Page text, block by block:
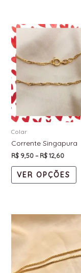
Colar
Corrente Singapura
R$9,50–R$12,60
VER OPÇÕES